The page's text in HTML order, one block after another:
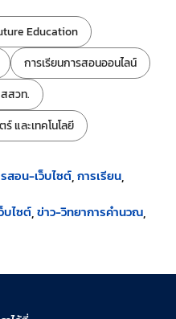
Education
การเรียนการสอนออนไลน์
สวท.
และเทคโนโลยี
สอน-เว็บไซต์ การเรียน
บไซต์ ข่าว-วิทยาการคำนวณ